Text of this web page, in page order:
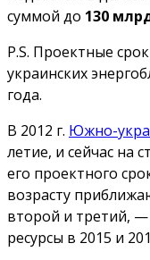
суммой до 130
P.S. Проектные
украинских
года.
В 2012 г. Южно-
летие, и сейчас на
его проектного
возрасту
второй и третий,
ресурсы в 2015 и